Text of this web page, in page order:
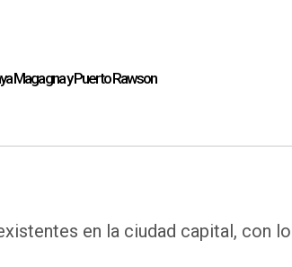
Magagna y Puerto Rawson
en la ciudad capital, con